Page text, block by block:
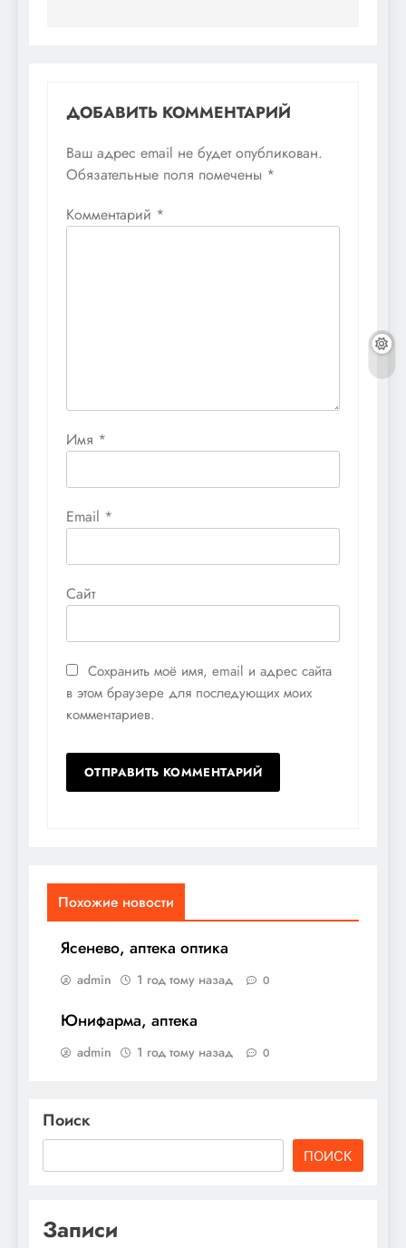
ДОБАВИТЬ КОММЕНТАРИЙ
Ваш адрес email не будет опубликован.
Обязательные поля помечены *
Комментарий *
Имя *
Email *
Сайт
Сохранить моё имя, email и адрес сайта
в этом браузере для последующих моих
комментариев.
Похожие новости
Ясенево, аптека оптика
admin 1 год тому назад 0
Юнифарма, аптека
admin 1 год тому назад 0
Поиск
ПОИСК
Записи